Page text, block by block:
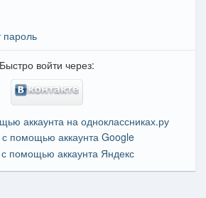
пароль
Быстро войти через: